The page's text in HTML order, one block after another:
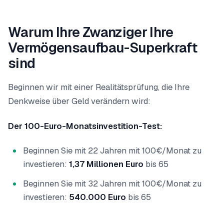
Warum Ihre Zwanziger Ihre
Vermögensaufbau-Superkraft
sind
Beginnen wir mit einer Realitätsprüfung, die Ihre
Denkweise über Geld verändern wird:
Der 100-Euro-Monatsinvestition-Test:
Beginnen Sie mit 22 Jahren mit 100€/Monat zu
investieren: 1,37 Millionen Euro bis 65
Beginnen Sie mit 32 Jahren mit 100€/Monat zu
investieren: 540.000 Euro bis 65